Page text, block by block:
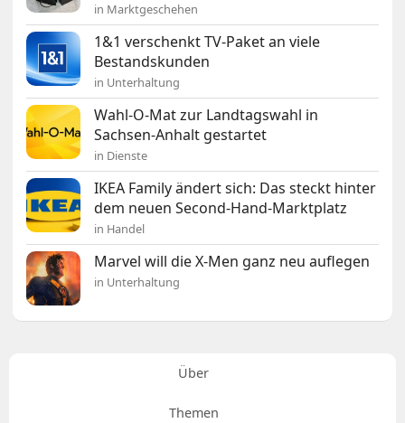
in Marktgeschehen
1&1 verschenkt TV-Paket an viele
Bestandskunden
in Unterhaltung
Wahl-O-Mat zur Landtagswahl in
Sachsen-Anhalt gestartet
in Dienste
IKEA Family ändert sich: Das steckt hinter
dem neuen Second-Hand-Marktplatz
in Handel
Marvel will die X-Men ganz neu auflegen
in Unterhaltung
Über
Themen